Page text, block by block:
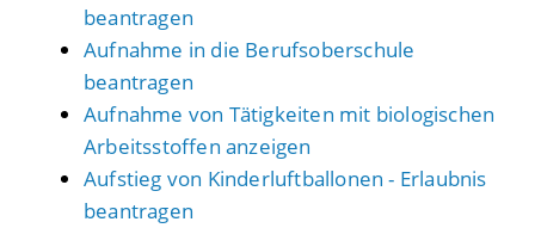
beantragen
Aufnahme in die Berufsoberschule
beantragen
Aufnahme von Tätigkeiten mit biologischen
Arbeitsstoffen anzeigen
Aufstieg von Kinderluftballonen - Erlaubnis
beantragen